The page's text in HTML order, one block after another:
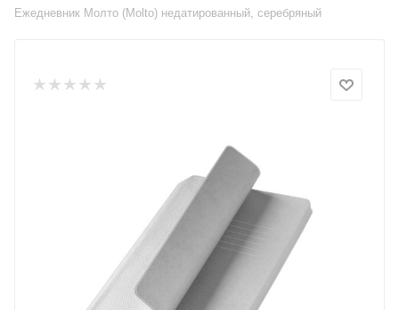
Ежедневник Молто (Molto) недатированный, серебряный